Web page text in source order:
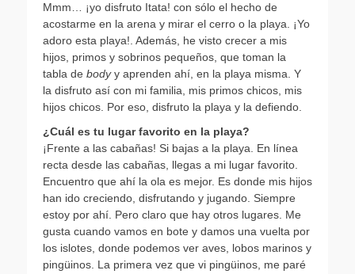
Mmm… ¡yo disfruto Itata! con sólo el hecho de
acostarme en la arena y mirar el cerro o la playa. ¡Yo
adoro esta playa!. Además, he visto crecer a mis
hijos, primos y sobrinos pequeños, que toman la
tabla de bodyy aprenden ahí, en la playa misma. Y
la disfruto así con mi familia, mis primos chicos, mis
hijos chicos. Por eso, disfruto la playa y la defiendo.
¿Cuál es tu lugar favorito en la playa?
¡Frente a las cabañas! Si bajas a la playa. En línea
recta desde las cabañas, llegas a mi lugar favorito.
Encuentro que ahí la ola es mejor. Es donde mis hijos
han ido creciendo, disfrutando y jugando. Siempre
estoy por ahí. Pero claro que hay otros lugares. Me
gusta cuando vamos en bote y damos una vuelta por
los islotes, donde podemos ver aves, lobos marinos y
pingüinos. La primera vez que vi pingüinos, me paré